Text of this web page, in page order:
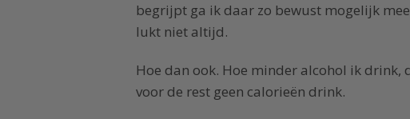
begrijpt ga ik daar zo bewust mogelijk
lukt niet altijd.
Hoe dan ook. Hoe minder alcohol ik
voor de rest geen calorieën drink.